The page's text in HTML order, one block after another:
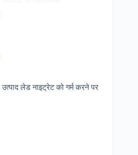
लेड नाइट्रेट को गर्म करने पर